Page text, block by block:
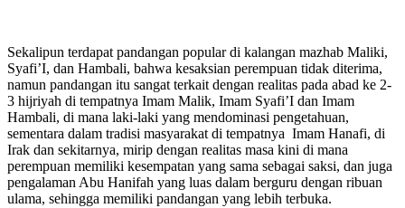
Sekalipun terdapat pandangan popular di kalangan mazhab Maliki,
Syafi’I, dan Hambali, bahwa kesaksian perempuan tidak diterima,
namun pandangan itu sangat terkait dengan realitas pada abad ke 2-
3 hijriyah di tempatnya Imam Malik, Imam Syafi’I dan Imam
Hambali, di mana laki-laki yang mendominasi pengetahuan,
sementara dalam tradisi masyarakat di tempatnya Imam Hanafi, di
Irak dan sekitarnya, mirip dengan realitas masa kini di mana
perempuan memiliki kesempatan yang sama sebagai saksi, dan juga
pengalaman Abu Hanifah yang luas dalam berguru dengan ribuan
ulama, sehingga memiliki pandangan yang lebih terbuka.